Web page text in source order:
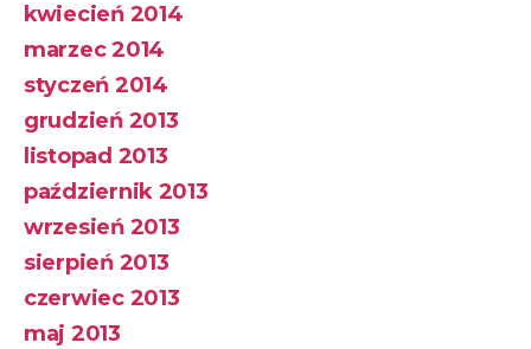
kwiecień 2014
marzec 2014
styczeń 2014
grudzień 2013
listopad 2013
październik 2013
wrzesień 2013
sierpień 2013
czerwiec 2013
maj 2013